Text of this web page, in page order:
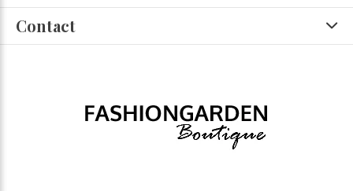
Contact